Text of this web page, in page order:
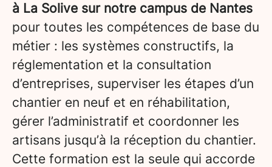
à La Solive sur notre campus de Nantes
pour toutes les compétences de base du
métier : les systèmes constructifs, la
réglementation et la consultation
d’entreprises, superviser les étapes d’un
chantier en neuf et en réhabilitation,
gérer l’administratif et coordonner les
artisans jusqu’à la réception du chantier.
Cette formation est la seule qui accorde